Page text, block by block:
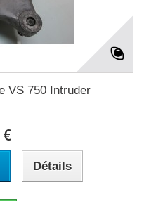
VS 750 Intruder
Détails